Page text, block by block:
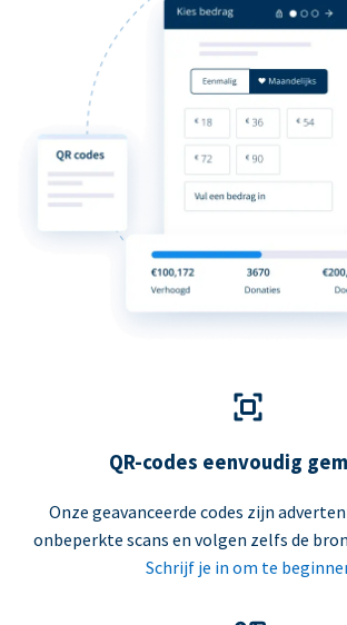
QR-codes eenvoudig
Onze geavanceerde codes zijn
onbeperkte scans en volgen zelfs de
Schrijf je in om te